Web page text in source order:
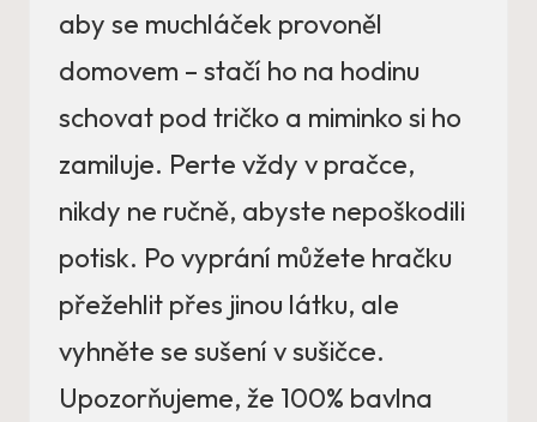
aby se muchláček provoněl
domovem – stačí ho na hodinu
schovat pod tričko a miminko si ho
zamiluje. Perte vždy v pračce,
nikdy ne ručně, abyste nepoškodili
potisk. Po vyprání můžete hračku
přežehlit přes jinou látku, ale
vyhněte se sušení v sušičce.
Upozorňujeme, že 100% bavlna